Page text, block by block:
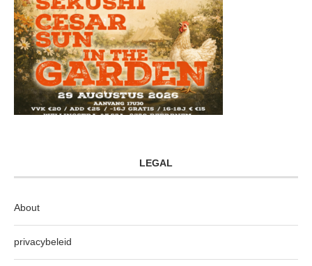
LEGAL
About
privacybeleid